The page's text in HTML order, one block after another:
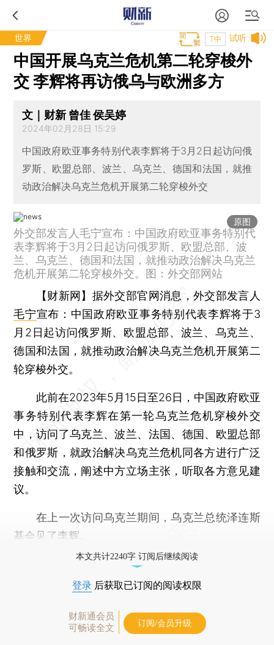
世界 试听
T中
中国开展乌克兰危机第二轮穿梭外
交 李辉将再访俄乌与欧洲多方
文｜财新 曾佳 侯吴婷
2024年02月28日 15:29
中国政府欧亚事务特别代表李辉将于3月2日起访问俄
罗斯、欧盟总部、波兰、乌克兰、德国和法国，就推
动政治解决乌克兰危机开展第二轮穿梭外交
原图
外交部发言人毛宁宣布：中国政府欧亚事务特别代
表李辉将于3月2日起访问俄罗斯、欧盟总部、波
兰、乌克兰、德国和法国，就推动政治解决乌克兰
危机开展第二轮穿梭外交。图：外交部网站
【财新网】 据外交部官网消息，外交部发言人
毛宁宣布：中国政府欧亚事务特别代表李辉将于3
月2日起访问俄罗斯、欧盟总部、波兰、乌克兰、
德国和法国，就推动政治解决乌克兰危机开展第二
轮穿梭外交。
此前在2023年5月15日至26日，中国政府欧亚
事务特别代表李辉在第一轮乌克兰危机穿梭外交
中，访问了乌克兰、波兰、法国、德国、欧盟总部
和俄罗斯，就政治解决乌克兰危机同各方进行广泛
接触和交流，阐述中方立场主张，听取各方意见建
议。
在上一次访问乌克兰期间，乌克兰总统泽连斯
基会见了李辉。
本文共计2240字 订阅后继续阅读
登录 后获取已订阅的阅读权限
财新通会员
可畅读全文
订阅/会员升级